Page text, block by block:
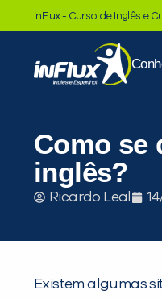
inFlux - Curso de Inglês e
Como se
inglês?
Ricardo Leal
Existem algumas